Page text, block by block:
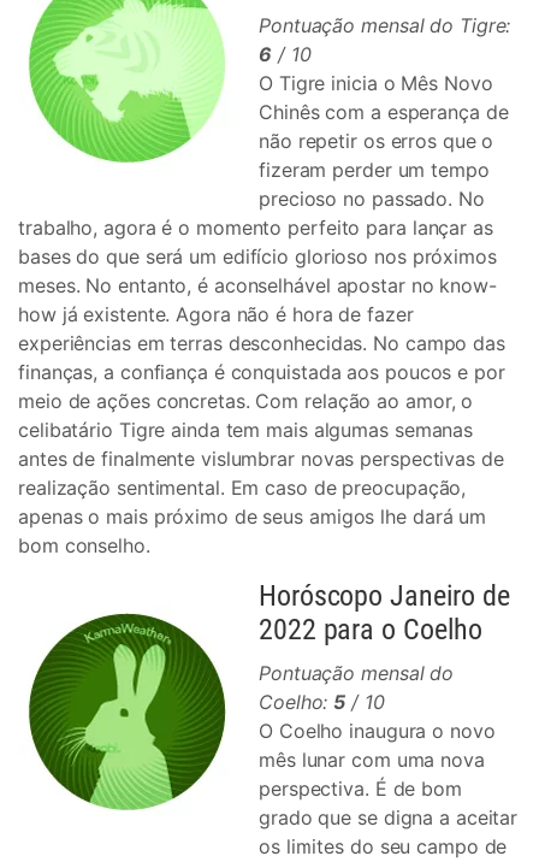
Pontuação mensal do Tigre:
6 / 10
O Tigre inicia o Mês Novo
Chinês com a esperança de
não repetir os erros que o
fizeram perder um tempo
precioso no passado. No
trabalho, agora é o momento perfeito para lançar as
bases do que será um edifício glorioso nos próximos
meses. No entanto, é aconselhável apostar no know-
how já existente. Agora não é hora de fazer
experiências em terras desconhecidas. No campo das
finanças, a confiança é conquistada aos poucos e por
meio de ações concretas. Com relação ao amor, o
celibatário Tigre ainda tem mais algumas semanas
antes de finalmente vislumbrar novas perspectivas de
realização sentimental. Em caso de preocupação,
apenas o mais próximo de seus amigos lhe dará um
bom conselho.
Horóscopo Janeiro de
2022 para o Coelho
Pontuação mensal do
Coelho:5 / 10
O Coelho inaugura o novo
mês lunar com uma nova
perspectiva. É de bom
grado que se digna a aceitar
os limites do seu campo de